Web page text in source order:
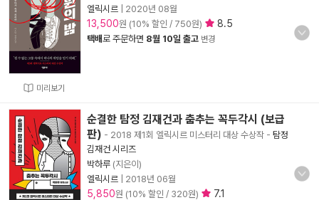
미리보기
엘릭시르
2020년 08월
13,500원 (10% 할인 / 750원) 8.5
택배로 주문하면 8월 10일 출고 변경
순결한 탐정 김재건과 춤추는 꼭두각시 (보급
판) - 2018 제1회 엘릭시르 미스터리 대상 수상작 - 탐정
김재건 시리즈
박하루 (지은이)
엘릭시르
2018년 06월
5,850원 (10% 할인 / 320원)
7.1